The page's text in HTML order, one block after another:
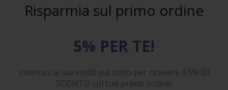
Risparmia sul primo ordine
5% PER TE!
Inserisci la tua email qui sotto per ricevere il 5% DI
SCONTO sul tuo primo ordine!